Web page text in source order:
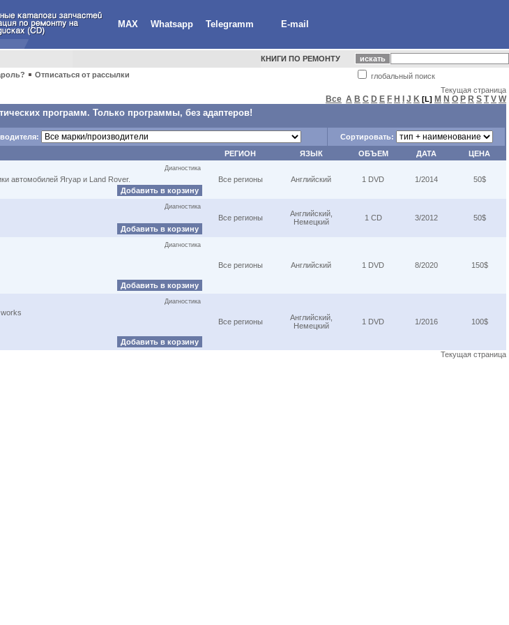
MAX Whatsapp Telegramm E-mail
КНИГИ ПО РЕМОНТУ
глобальный поиск
Отписаться от рассылки
Текущая страница
Все A B C D E F H J K [L] M N O P R S T V W
программ. Только программы, без адаптеров!
Сортировать:
РЕГИОН ЯЗЫК ОБЪЕМ ДАТА ЦЕНА
автомобилей Ягуар и Land Rover.
Диагностика
Добавить в корзину
Все регионы Английский 1 DVD 1/2014 50$
Диагностика
Добавить в корзину
Все регионы
Английский,
Немецкий
1 CD 3/2012 50$
Диагностика
Добавить в корзину
Все регионы Английский 1 DVD 8/2020 150$
Диагностика
Добавить в корзину
Все регионы
Английский,
Немецкий
1 DVD 1/2016 100$
Текущая страница